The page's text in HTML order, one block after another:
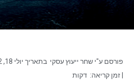
פורסם ע"י שחר ייעוץ עסקי בתאריך יולי 18, 2022
| זמן קריאה: דקות